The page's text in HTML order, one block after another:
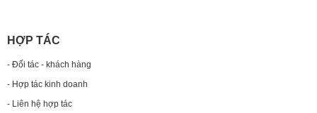
HỢP TÁC
- Đối tác - khách hàng
- Hợp tác kinh doanh
- Liên hệ hợp tác